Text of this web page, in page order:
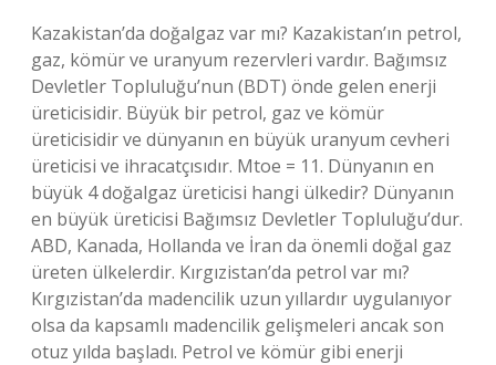
Kazakistan’da doğalgaz var mı? Kazakistan’ın petrol,
gaz, kömür ve uranyum rezervleri vardır. Bağımsız
Devletler Topluluğu’nun (BDT) önde gelen enerji
üreticisidir. Büyük bir petrol, gaz ve kömür
üreticisidir ve dünyanın en büyük uranyum cevheri
üreticisi ve ihracatçısıdır. Mtoe = 11. Dünyanın en
büyük 4 doğalgaz üreticisi hangi ülkedir? Dünyanın
en büyük üreticisi Bağımsız Devletler Topluluğu’dur.
ABD, Kanada, Hollanda ve İran da önemli doğal gaz
üreten ülkelerdir. Kırgızistan’da petrol var mı?
Kırgızistan’da madencilik uzun yıllardır uygulanıyor
olsa da kapsamlı madencilik gelişmeleri ancak son
otuz yılda başladı. Petrol ve kömür gibi enerji